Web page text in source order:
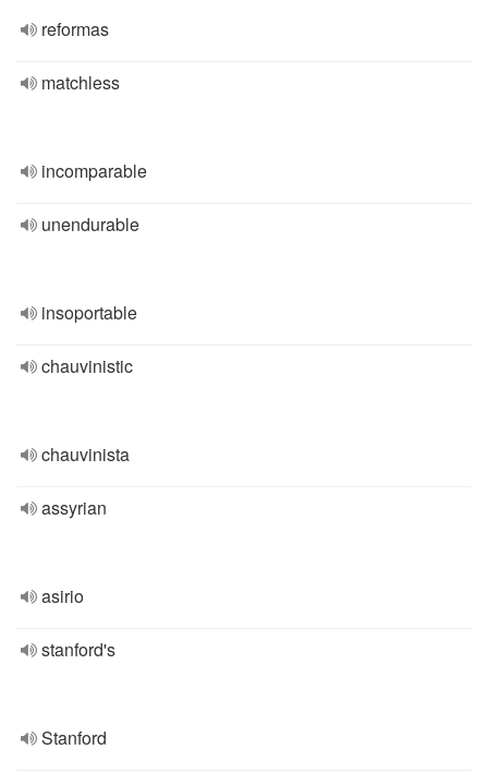
reformas
matchless
incomparable
unendurable
insoportable
chauvinistic
chauvinista
assyrian
asirio
stanford's
Stanford